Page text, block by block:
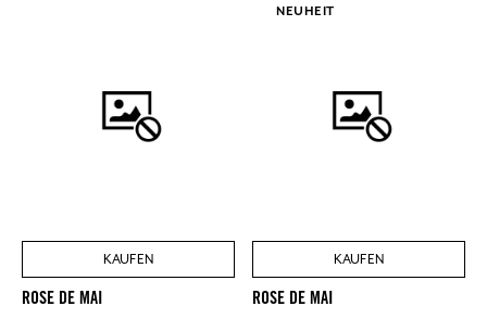
KAUFEN
ROSE DE MAI
NEUHEIT
KAUFEN
ROSE DE MAI